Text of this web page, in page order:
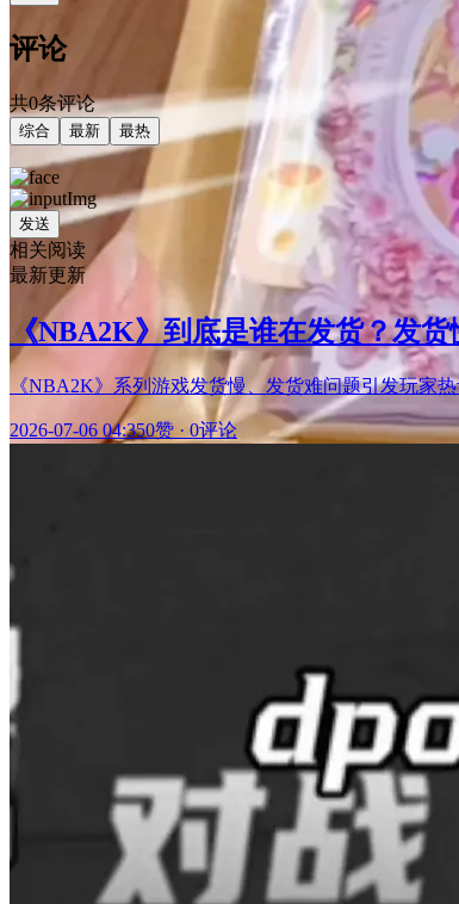
评论
共0条评论
综合 最新 最热
发送
相关阅读
最新更新
《NBA2K》到底是谁在发货？发
《NBA2K》系列游戏发货慢、发货难问题引发玩
2026-07-06 04:350赞· 0评论